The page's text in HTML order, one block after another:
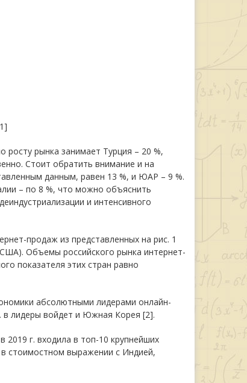
росту рынка занимает Турция – 20 %,
Стоит обратить внимание и на
данным, равен 13 %, и ЮАР – 9 %.
– по 8 %, что можно объяснить
и интенсивного
продаж из представленных на рис. 1
Объемы российского рынка интернет-
показателя этих стран равно
абсолютными лидерами онлайн-
в лидеры войдет и Южная Корея [2].
г. входила в топ-10 крупнейших
стоимостном выражении с Индией,